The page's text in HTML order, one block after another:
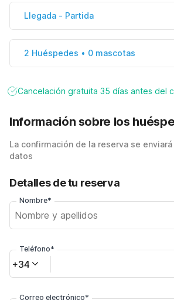
Llegada - Partida
2 Huéspedes • 0 mascotas
Cancelación gratuita 35 días antes del
Información sobre los
La confirmación de la reserva se
datos
Detalles de tu reserva
Nombre*
Teléfono*
+34
Correo electrónico*